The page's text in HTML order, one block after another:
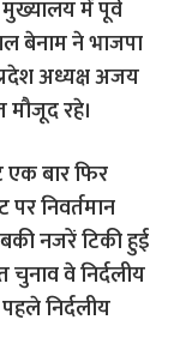
में पूर्व
बेनाम ने भाजपा
अध्यक्ष अजय
मौजूद रहे।
एक बार फिर
निवर्तमान
नजरें टिकी हुई
वे निर्दलीय
निर्दलीय